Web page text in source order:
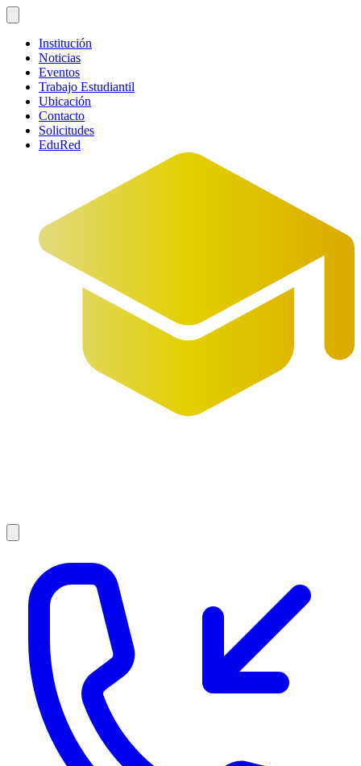
Institución
Noticias
Eventos
Trabajo Estudiantil
Ubicación
Contacto
Solicitudes
EduRed